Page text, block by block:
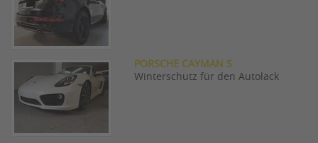
PORSCHE CAYMAN S
Winterschutz für den Autolack